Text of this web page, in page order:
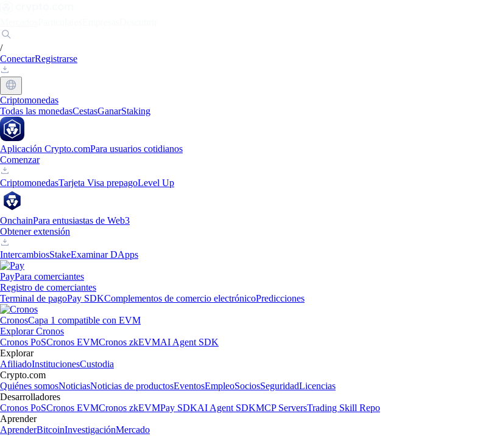
/
ConectarRegistrarse
Criptomonedas
Todas las monedasCestasGanarStaking
Aplicación Crypto.comPara usuarios cotidianos
Comenzar
CriptomonedasTarjeta Visa prepagoLevel Up
OnchainPara entusiastas de Web3
Obtener extensión
IntercambiosStakeExaminar DApps
PayPara comerciantes
Registro de comerciantes
Terminal de pagoPay SDKComplementos de comercio electrónicoPredicciones
CronosCapa 1 compatible con EVM
Explorar Cronos
Cronos PoSCronos EVMCronos zkEVMAI Agent SDK
Explorar
AfiliadoInstitucionesCustodia
Crypto.com
Quiénes somosNoticiasNoticias de productosEventosEmpleoSociosSeguridadLicencias
Desarrolladores
Cronos PoSCronos EVMCronos zkEVMPay SDKAI Agent SDKMCP ServersTrading Skill Repo
Aprender
AprenderBitcoinInvestigaciónMercado